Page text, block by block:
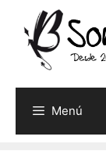
contenido
Menú